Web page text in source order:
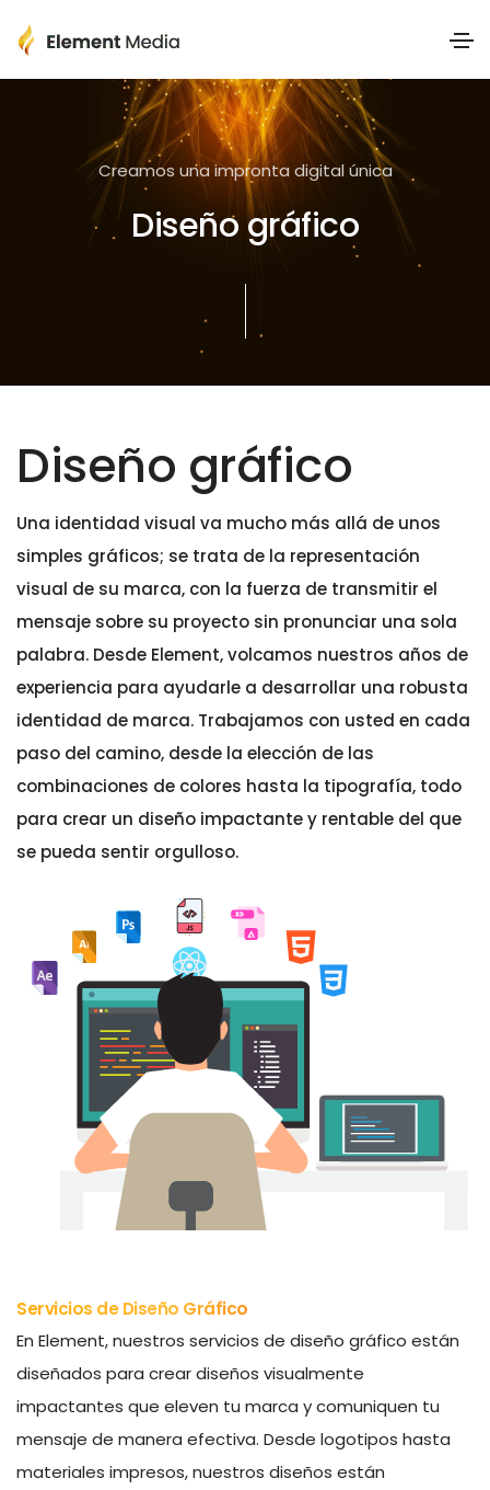
Creamos una impronta digital única
Diseño gráfico
Diseño gráfico
Una identidad visual va mucho más allá de unos
simples gráficos; se trata de la representación
visual de su marca, con la fuerza de transmitir el
mensaje sobre su proyecto sin pronunciar una sola
palabra. Desde Element, volcamos nuestros años de
experiencia para ayudarle a desarrollar una robusta
identidad de marca. Trabajamos con usted en cada
paso del camino, desde la elección de las
combinaciones de colores hasta la tipografía, todo
para crear un diseño impactante y rentable del que
se pueda sentir orgulloso.
Servicios de Diseño Gráfico
En Element, nuestros servicios de diseño gráfico están
diseñados para crear diseños visualmente
impactantes que eleven tu marca y comuniquen tu
mensaje de manera efectiva. Desde logotipos hasta
materiales impresos, nuestros diseños están